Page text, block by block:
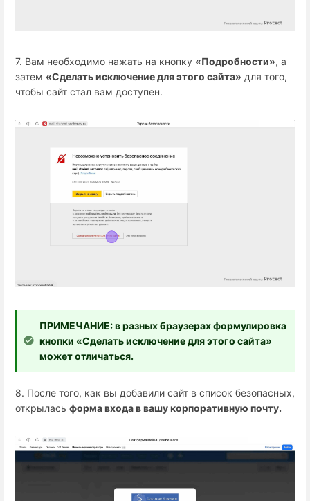
7. Вам необходимо нажать на кнопку «Подробности», а
затем «Сделать исключение для этого сайта» для того,
чтобы сайт стал вам доступен.
ПРИМЕЧАНИЕ: в разных браузерах формулировка
кнопки «Сделать исключение для этого сайта»
может отличаться.
8. После того, как вы добавили сайт в список безопасных,
открылась форма входа в вашу корпоративную почту.